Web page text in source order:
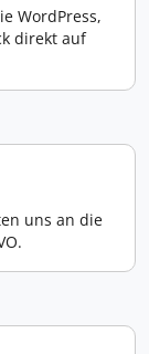
WordPress,
direkt auf
uns an die